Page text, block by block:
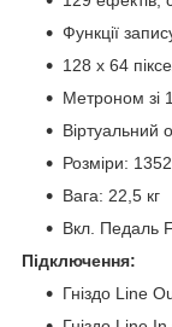
Функції
128 x 64
Метроном зі
Віртуальний
Розміри:
Вага: 22,5 кг
Вкл. Педаль
Підключення:
Гніздо Line